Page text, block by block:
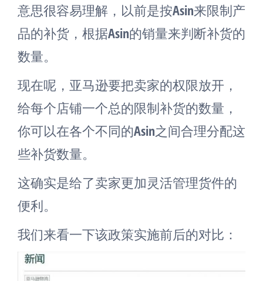
意思很容易理解，以前是按Asin来限制产
品的补货，根据Asin的销量来判断补货的
数量。
现在呢，亚马逊要把卖家的权限放开，
给每个店铺一个总的限制补货的数量，
你可以在各个不同的Asin之间合理分配这
些补货数量。
这确实是给了卖家更加灵活管理货件的
便利。
我们来看一下该政策实施前后的对比：